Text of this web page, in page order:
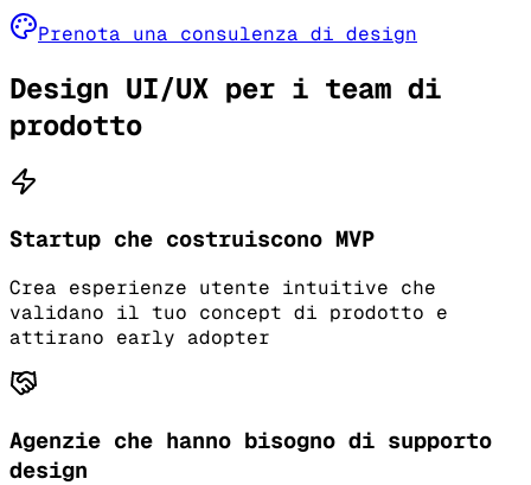
Prenota una consulenza di design
Design UI/UX per i team di
prodotto
Startup che costruiscono MVP
Crea esperienze utente intuitive che
validano il tuo concept di prodotto e
attirano early adopter
Agenzie che hanno bisogno di supporto
design